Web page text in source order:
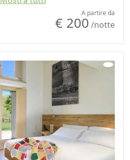
Arredi ecologici
Lenzuola in cotone o
Bollitore con
selezione di thè e
tisane
A partire da
€ 200 /notte